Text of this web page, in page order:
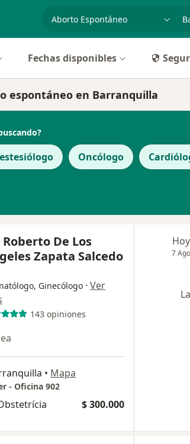
especialidad, enfermedad o
Fechas disponibles
espontáneo en Barranquilla
Oncólogo
Roberto De Los
Zapata Salcedo
Ginecólogo · Ver
143 opiniones
• Mapa
- Oficina 902
$ 300.000
Hoy
7 Ago